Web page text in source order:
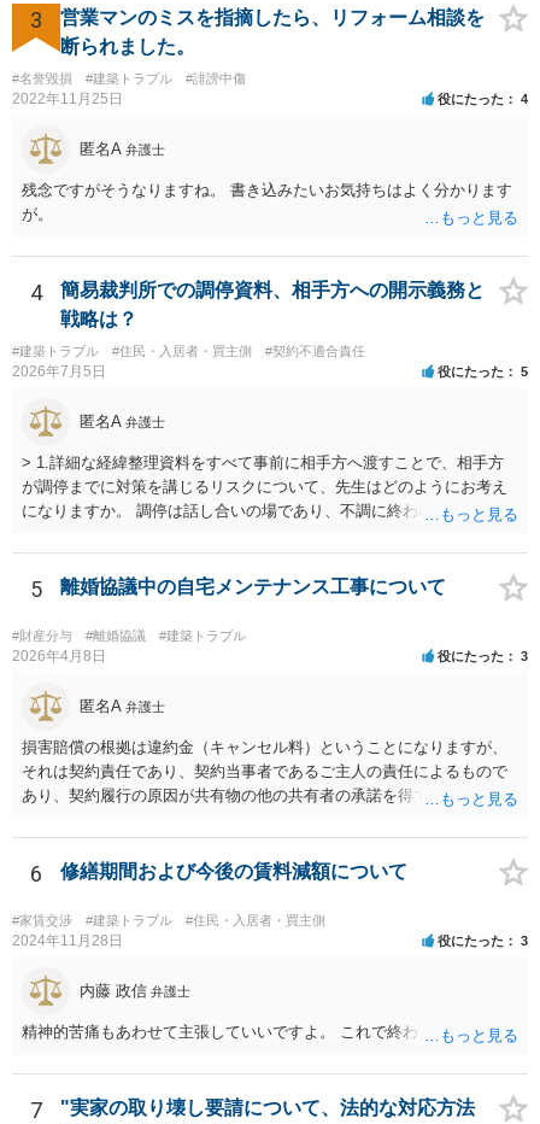
方の立場としても、裁判を起こす時間や労力、経済的コストその他裁
判が終わるまでキャッシュが入ってこないことなどがネックになり得
るでしょうから、減額に応じてくる可能性は大いにあるかと思いま
す。
3
営業マンのミスを指摘したら、リフォーム相談を
断られました。
#名誉毀損 #建築トラブル #誹謗中傷
2022年11月25日 役にたった 4
匿名A 弁護士
残念ですがそうなりますね。 書き込みたいお気持ちはよく分かります
が。
4
簡易裁判所での調停資料、相手方への開示義務と
戦略は？
#建築トラブル #住民・入居者・買主側 #契約不適合責任
2026年7月5日 役にたった 5
匿名A 弁護士
> 1.詳細な経緯整理資料をすべて事前に相手方へ渡すことで、相手方
が調停までに対策を講じるリスクについて、先生はどのようにお考え
になりますか。 調停は話し合いの場であり、不調に終われば訴訟で解
いう姑息な手段は使えませんし、公平かつ納得のできる解決というの
は、当事者と裁判所が同じ主張と証拠関係を踏まえた上で初めて実現
できるものだと考えます。 > 2.また、開示する範囲や内容の見せ方に
ついて、何か工夫できる点があればご教示いただけますでしょうか。
弁護士によって考え方が異なるかもしれませんが、資料の一部を相手
にとって不利な事実が隠されているという推認を働かせることに繋が
るリスクがあります（もちろん、争点と全く無関係な部分をマスキン
グ等することはありますが、それは手続戦略とは別の問題です）。 裁
判所は公平な第三者であり、調停委員会に与える心証も考慮する必要
があります。手続を有利に進めたいのであれば、証拠の出し方より
回提出を予定している資料がどのようなものであるのか、争点とどの
て具体的なに採るべき手段は変わってくるため、上記はあくまで個別
事情を踏まえない一般論としてご理解いただき、本件でどのように対
ます。
5 離婚協議中の自宅メンテナンス工事について
#財産分与 #離婚協議 #建築トラブル
2026年4月8日 役にたった 3
匿名A 弁護士
損害賠償の根拠は違約金（キャンセル料）ということになりますが、
それは契約責任であり、契約当事者であるご主人の責任によるもので
あり、契約履行の原因が共有物の他の共有者の承諾を得ていなかった
るべきものであり、奥さんが負担すべき債務ではありません。つまり
奥さんにメンテナンス工事契約を承諾しなければならない義務はあり
ません。 それでも請求をされましたら、個別の法律相談をされること
をお薦めします。
6 修繕期間および今後の賃料減額について
#家賃交渉 #建築トラブル #住民・入居者・買主側
2024年11月28日 役にたった 3
内藤 政信 弁護士
精神的苦痛もあわせて主張していいですよ。 これで終わります。
7
"実家の取り壊し要請について、法的な対応方法